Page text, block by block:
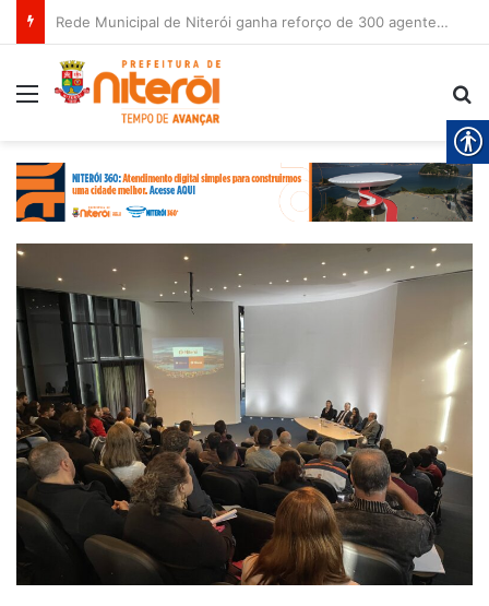
Rede Municipal de Niterói ganha reforço de 300 agentes de apoio escolar
Menu